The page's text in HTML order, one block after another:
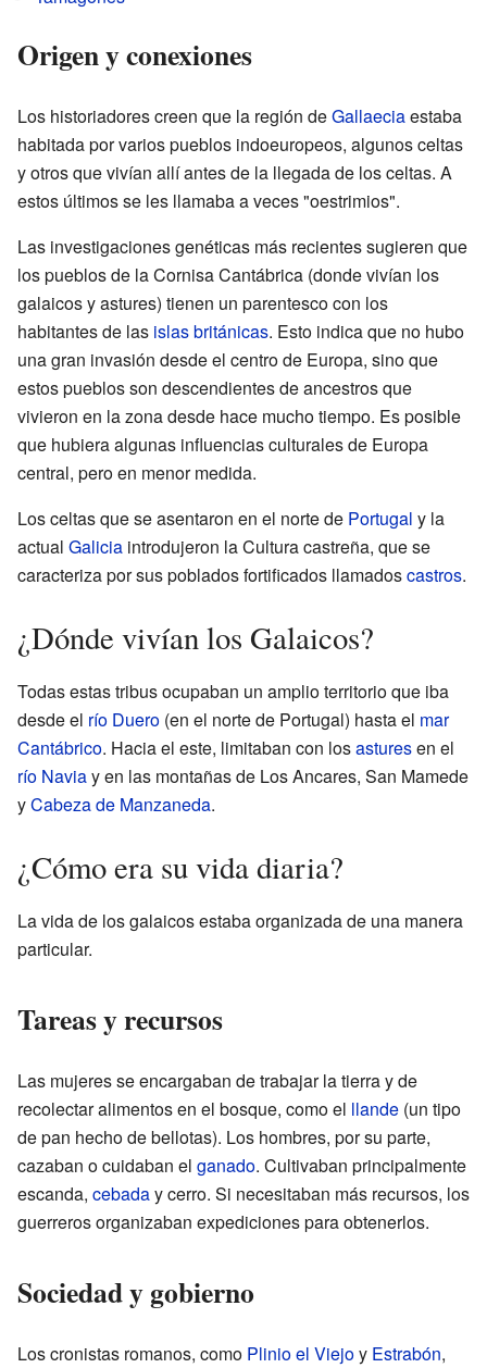
Origen y conexiones
Los historiadores creen que la región deGallaeciaestaba
habitada por varios pueblos indoeuropeos, algunos celtas
y otros que vivían allí antes de la llegada de los celtas. A
estos últimos se les llamaba a veces "oestrimios".
Las investigaciones genéticas más recientes sugieren que
los pueblos de la Cornisa Cantábrica (donde vivían los
galaicos y astures) tienen un parentesco con los
habitantes de las islas británicas. Esto indica que no hubo
una gran invasión desde el centro de Europa, sino que
estos pueblos son descendientes de ancestros que
vivieron en la zona desde hace mucho tiempo. Es posible
que hubiera algunas influencias culturales de Europa
central, pero en menor medida.
Los celtas que se asentaron en el norte de Portugal y la
actual Galicia introdujeron la Cultura castreña, que se
caracteriza por sus poblados fortificados llamadoscastros.
¿Dónde vivían los Galaicos?
Todas estas tribus ocupaban un amplio territorio que iba
desde el río Duero (en el norte de Portugal) hasta el mar
Cantábrico. Hacia el este, limitaban con losasturesen el
río Naviay en las montañas de Los Ancares, San Mamede
yCabeza de Manzaneda.
¿Cómo era su vida diaria?
La vida de los galaicos estaba organizada de una manera
particular.
Tareas y recursos
Las mujeres se encargaban de trabajar la tierra y de
recolectar alimentos en el bosque, como el llande (un tipo
de pan hecho de bellotas). Los hombres, por su parte,
cazaban o cuidaban el ganado. Cultivaban principalmente
escanda, cebaday cerro. Si necesitaban más recursos, los
guerreros organizaban expediciones para obtenerlos.
Sociedad y gobierno
Los cronistas romanos, como Plinio el Viejoy Estrabón,